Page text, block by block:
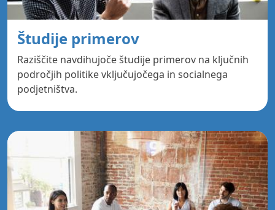
Študije primerov
Raziščite navdihujoče študije primerov na ključnih
področjih politike vključujočega in socialnega
podjetništva.